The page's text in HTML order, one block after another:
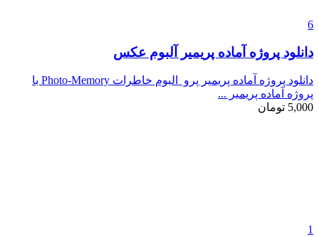
6
دانلود پروژه آماده پریمیر آلبوم عکس
دانلود پروژه آماده پریمیر پرو البوم خاطرات Photo-Memory با
پروژه آماده پریمیر ...
5,000 تومان
1